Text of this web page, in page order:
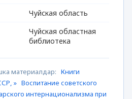
Чуйская область
Чуйская областная
библиотека
материалдар: Книги
» Воспитание советского
интернационализма при